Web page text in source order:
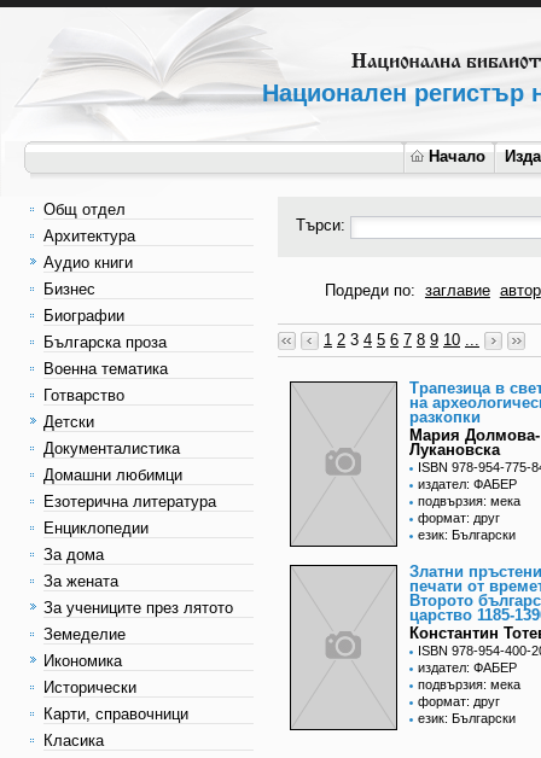
Национален регистър
Начало
Общ отдел
Архитектура
Аудио книги
Бизнес
Биографии
Българска проза
Военна тематика
Готварство
Детски
Документалистика
Домашни любимци
Езотерична литература
Енциклопедии
За дома
За жената
За учениците през лятото
Земеделие
Икономика
Исторически
Карти, справочници
Класика
Търси:
Подреди по: заглавие автор
1 2 3 4 5 6 7 8 9 10 ...
Трапезица в
на
разкопки
Мария Долмова-
Лукановска
ISBN 978-954-775-
издател: ФАБЕР
подвързия: мека
формат: друг
език: Български
Златни
печати от
Второто
царство 1185-
Константин
ISBN 978-954-400-
издател: ФАБЕР
подвързия: мека
формат: друг
език: Български